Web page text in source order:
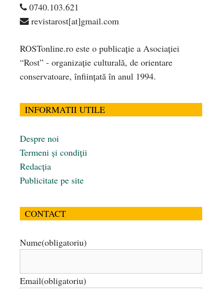
0740.103.621
revistarost[at]gmail.com
ROSTonline.ro este o publicaţie a Asociaţiei
“Rost” - organizaţie culturală, de orientare
conservatoare, înfiinţată în anul 1994.
INFORMATII UTILE
Despre noi
Termeni și condiții
Redacția
Publicitate pe site
CONTACT
Nume(obligatoriu)
Email(obligatoriu)